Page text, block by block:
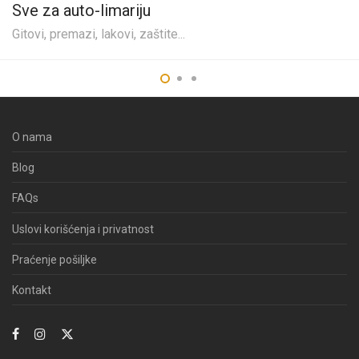
Sve za auto-limariju
Gitovi, premazi, lakovi, zaštite...
O nama
Blog
FAQs
Uslovi korišćenja i privatnost
Praćenje pošiljke
Kontakt